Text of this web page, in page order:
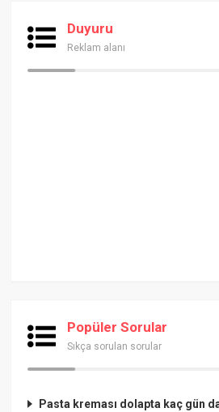
Duyuru
Reklam alanı
Popüler Sorular
Sıkça sorulan sorular
Pasta kreması dolapta kaç gün